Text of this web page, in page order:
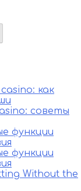
как
советы
функции
функции
Without the